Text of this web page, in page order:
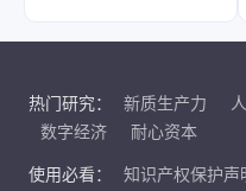
热门研究： 新质生产力
数字经济
耐心资本
使用必看： 知识产权保护声